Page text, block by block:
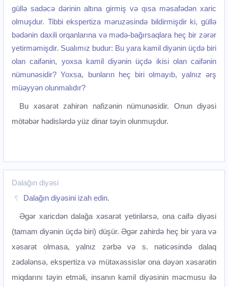
güllə sadəcə dərinin altına girmiş və qısa məsafədən xaric
olmuşdur. Tibbi ekspertiza məruzəsində bildirmişdir ki, güllə
bədənin daxili orqanlarına və mədə-bağırsaqlara heç bir zərər
yetirməmişdir. Sualımız budur: Bu yara kamil diyənin üçdə biri
olan caifənin, yoxsa kamil diyənin üçdə ikisi olan caifənin
nümunəsidir? Yoxsa, bunların heç biri olmayıb, yalnız ərş
müəyyən olunmalıdır?
Bu xəsarət zahirən nafizənin nümunəsidir. Onun diyəsi
mötəbər hədislərdə yüz dinar təyin olunmuşdur.
Dalağın diyəsi
Dalağın diyəsini izah edin.
Əgər xaricdən dalağa xəsarət yetirilərsə, ona caifə diyəsi
(tamam diyənin üçdə biri) düşür. Əgər zahirdə heç bir yara və
xəsarət olmasa, yalnız zərbə və s. nəticəsində dalaq
zədələnsə, ekspertiza və mütəxəssislər ona dəyən xəsarətin
miqdarını təyin etməli, insanın kamil diyəsinin məcmusu ilə